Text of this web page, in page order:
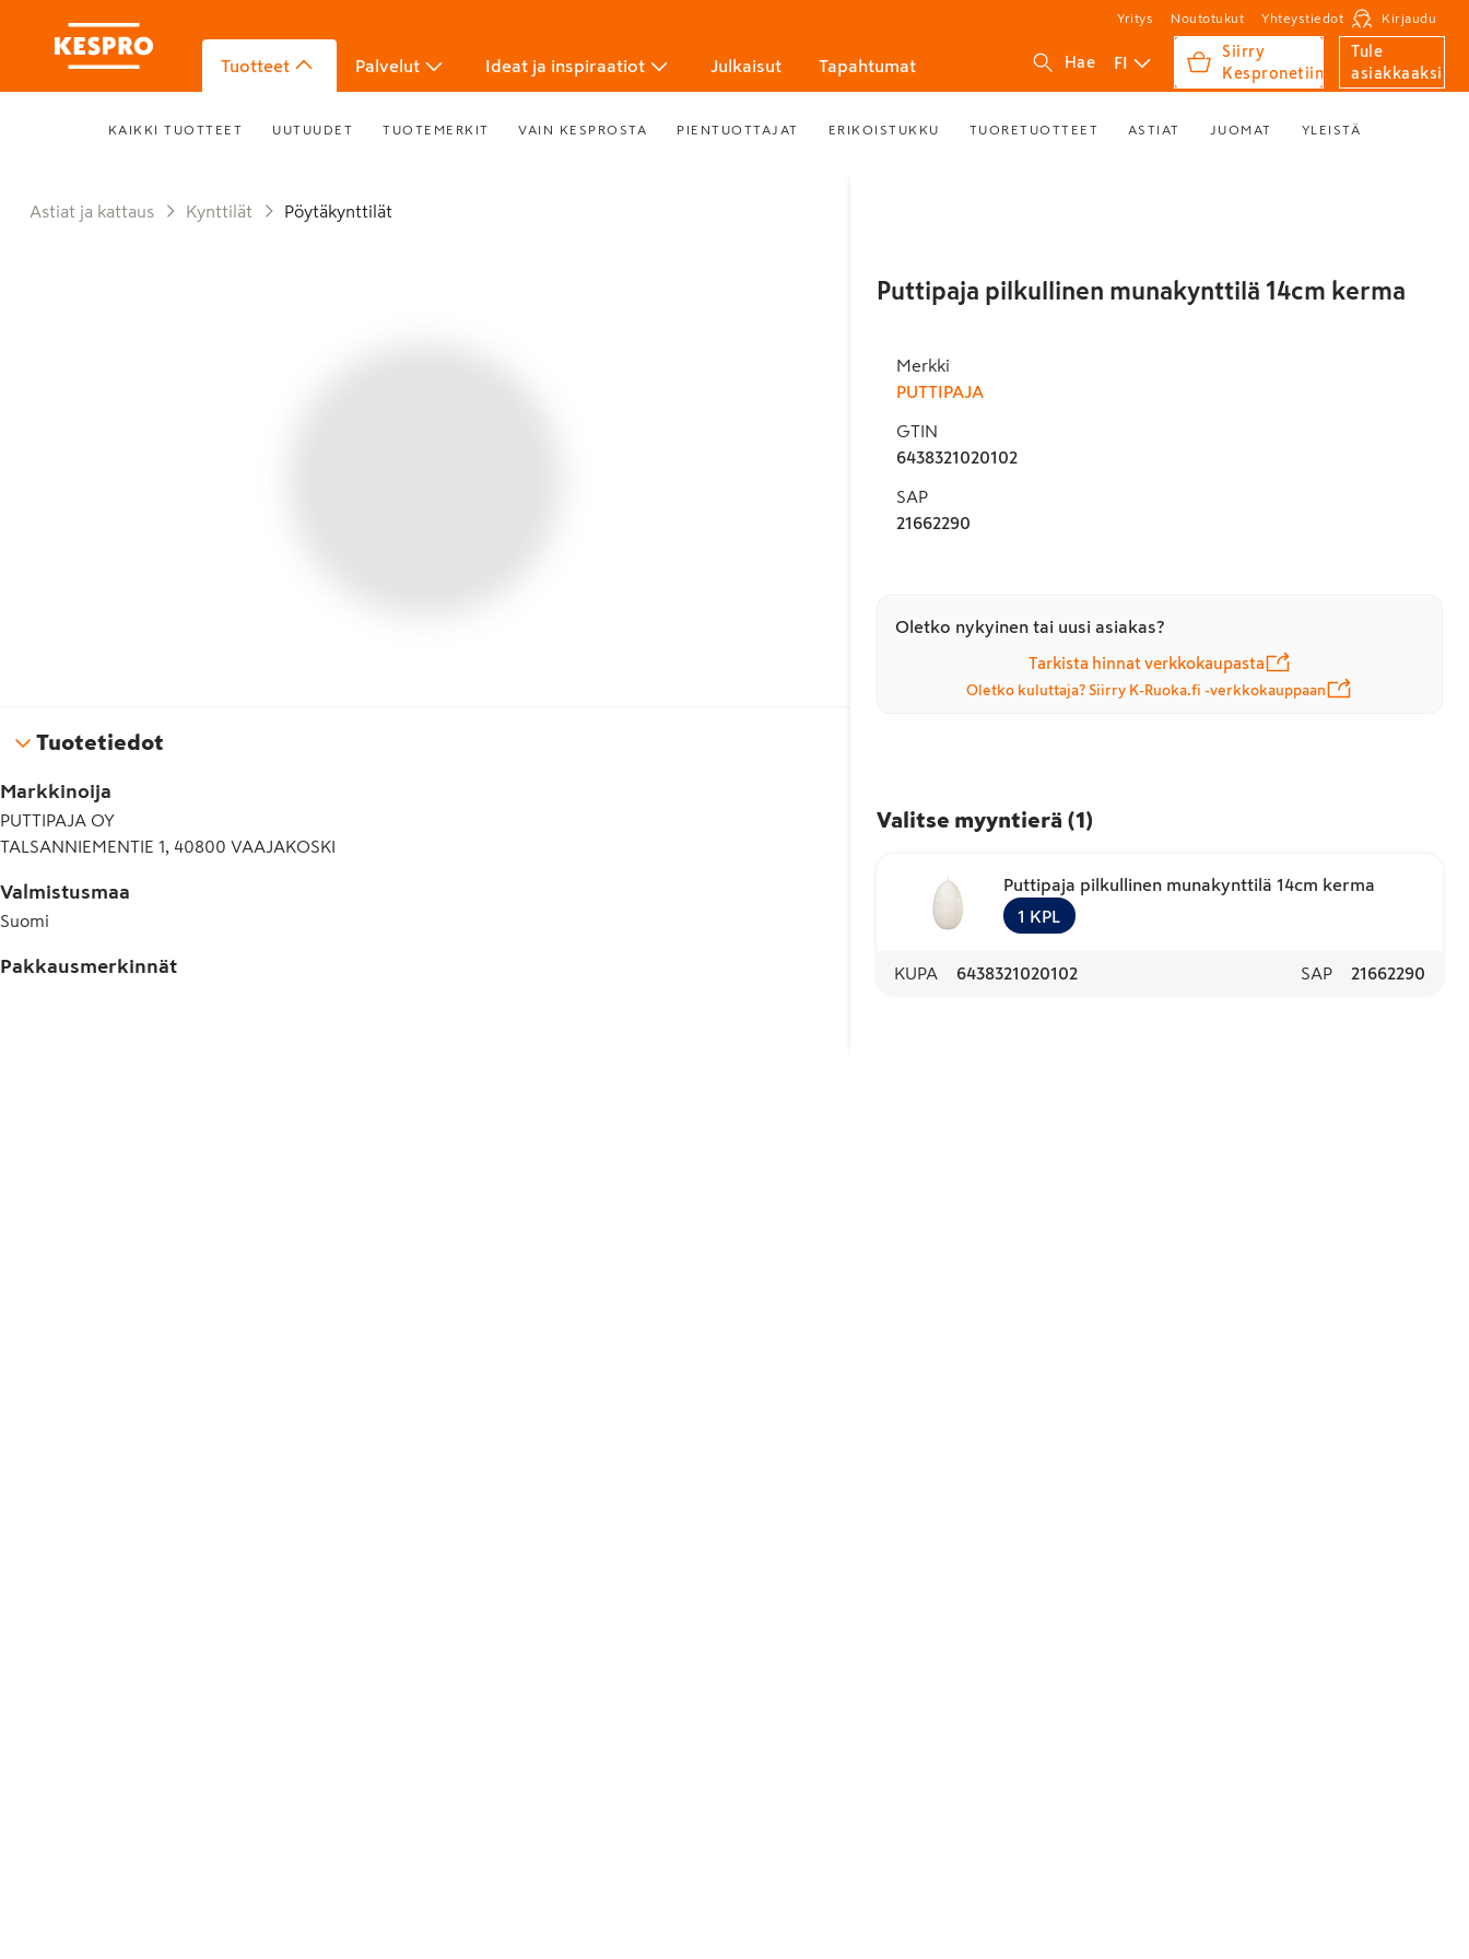
Yritys Noutotukut Yhteystiedot Kirjaudu
Tuotteet Palvelut Ideat ja inspiraatiot Julkaisut Tapahtumat Hae FI
Siirry
Kespronetiin
Tule
asiakkaaksi
KAIKKI TUOTTEET UUTUUDET TUOTEMERKIT VAIN KESPROSTA PIENTUOTTAJAT ERIKOISTUKKU TUORETUOTTEET ASTIAT JUOMAT YLEISTÄ
Astiat ja kattaus Kynttilät Pöytäkynttilät
Tuotetiedot
Markkinoija
PUTTIPAJA OY
TALSANNIEMENTIE 1, 40800 VAAJAKOSKI
Valmistusmaa
Suomi
Pakkausmerkinnät
Puttipaja pilkullinen munakynttilä 14cm kerma
Merkki
PUTTIPAJA
GTIN
6438321020102
SAP
21662290
Oletko nykyinen tai uusi asiakas?
Tarkista hinnat verkkokaupasta
Oletko kuluttaja? Siirry K-Ruoka.fi -verkkokauppaan
Valitse myyntierä (1 )
Puttipaja pilkullinen munakynttilä 14cm kerma
1 KPL
KUPA 6438321020102 SAP 21662290